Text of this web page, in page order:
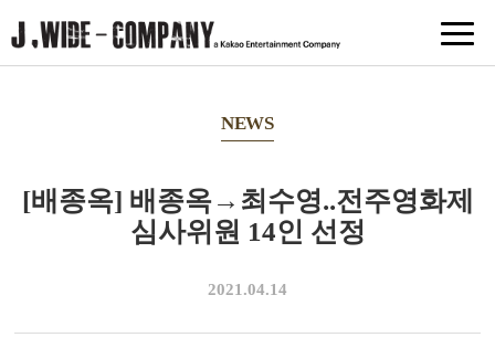
NEWS
[배종옥] 배종옥→최수영..전주영화제
심사위원 14인 선정
2021.04.14